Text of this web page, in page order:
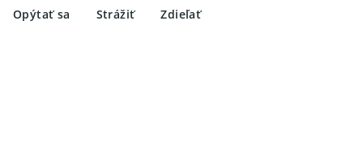
Opýtať sa Strážiť Zdieľať